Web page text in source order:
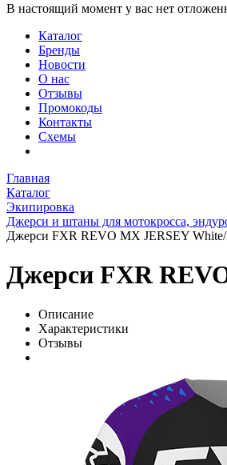
В настоящий момент у вас нет
Каталог
Бренды
Новости
О нас
Отзывы
Промокоды
Контакты
Схемы
Главная
Каталог
Экипировка
Джерси и штаны для мотокросса,
Джерси FXR REVO MX JERSEY White/
Джерси FXR
Описание
Характеристики
Отзывы